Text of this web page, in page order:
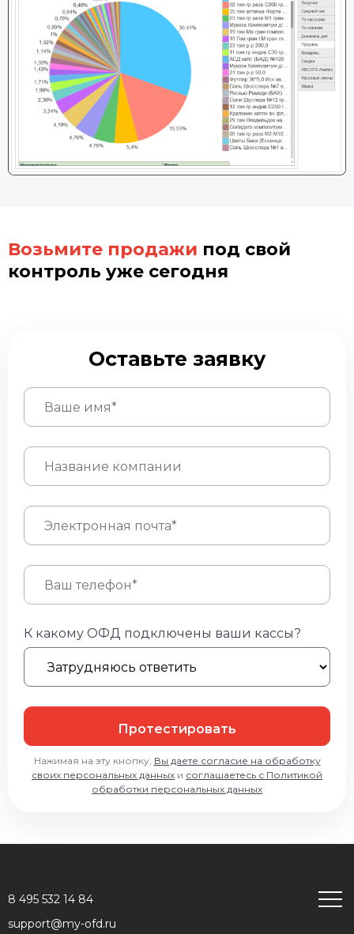
Возьмите продажи под свой
контроль уже сегодня
Оставьте заявку
К какому ОФД подключены ваши кассы?
Протестировать
Нажимая на эту кнопку, Вы даете согласие на обработку
своих персональных данных и соглашаетесь с Политикой
обработки персональных данных
8 495 532 14 84
support@my-ofd.ru